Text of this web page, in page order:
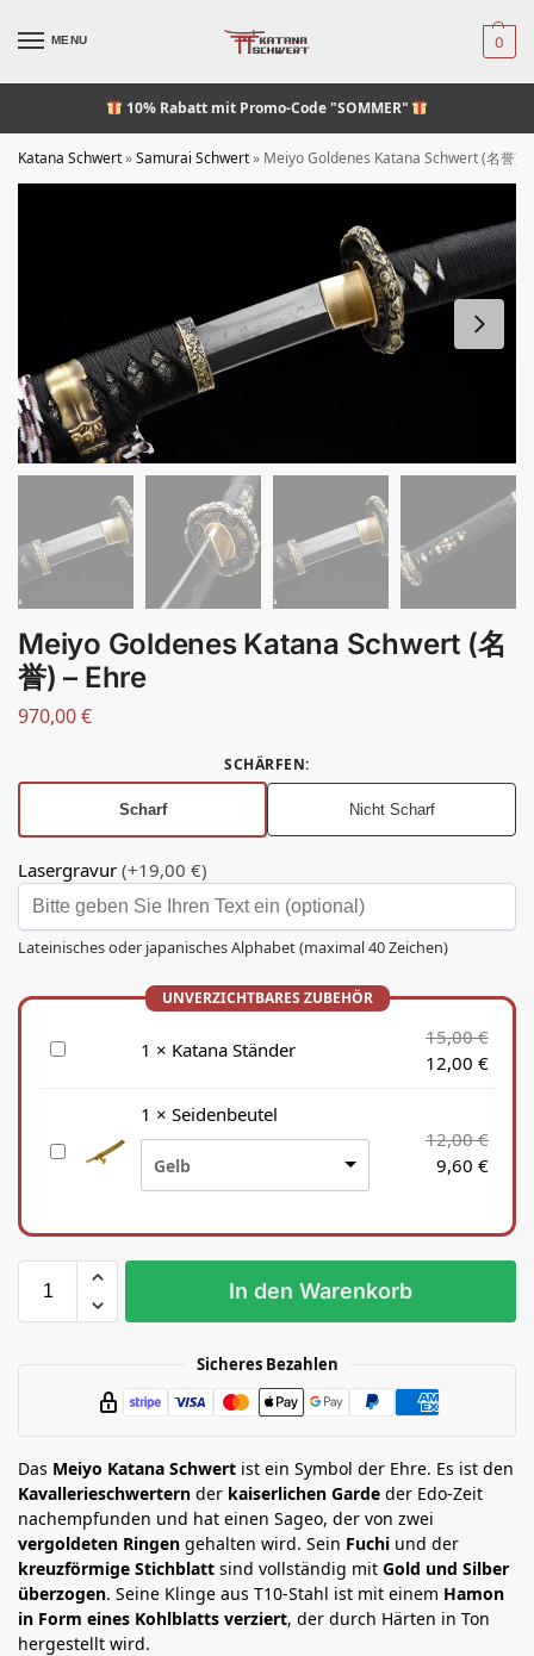
MENU 0
10% Rabattmit Promo-Code "SOMMER"
Katana Schwert»Samurai Schwert» Meiyo Goldenes Katana Schwert (名誉)
Meiyo Goldenes Katana Schwert (名
誉) – Ehre
970,00€
SCHÄRFEN:
Scharf Nicht Scharf
Lasergravur (+19,00 €)
Lateinisches oder japanisches Alphabet (maximal 40 Zeichen)
K
n
t
ä
n
1 × Katana Ständer
15,00€
12,00 €
S
d
e
n
1 × Seidenbeutel
Gelb
12,00€
9,60 €
In den Warenkorb
Sicheres Bezahlen
Das Meiyo Katana Schwert ist ein Symbol der Ehre. Es ist den
Kavallerieschwertern der kaiserlichen Garde der Edo-Zeit
nachempfunden und hat einen Sageo, der von zwei
vergoldeten Ringen gehalten wird. Sein Fuchi und der
kreuzförmige Stichblatt sind vollständig mit Gold und Silber
überzogen. Seine Klinge aus T10-Stahl ist mit einem Hamon
in Form eines Kohlblatts verziert, der durch Härten in Ton
hergestellt wird.